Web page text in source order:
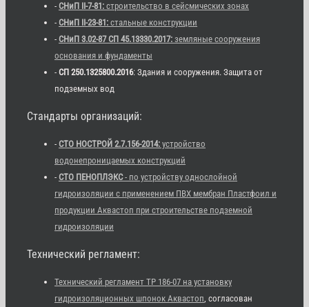
- СНиП II-7-81: строительство в сейсмических зонах
- СНиП II-23-81: стальные конструкции
- СНиП 3.02-87 СП 45.13330.2017: земляные сооружения
основания и фундаменты
- СП 250.1325800.2016: Здания и сооружения. Защита от
подземных вод
Стандарты организаций:
- СТО НОСТРОЙ 2.7.156-2014: устройство
водонепроницаемых конструкций
- СТО ПЕНОПЛЭКС- по устройству однослойной
гидроизоляции с применением ПВХ мембран Пластфоил и
продукции Аквастоп при строительстве подземной
гидроизоляции
Технический регламент:
Технический регламент ТР 186-07 на установку
гидроизоляционных шпонок Аквастоп, согласован